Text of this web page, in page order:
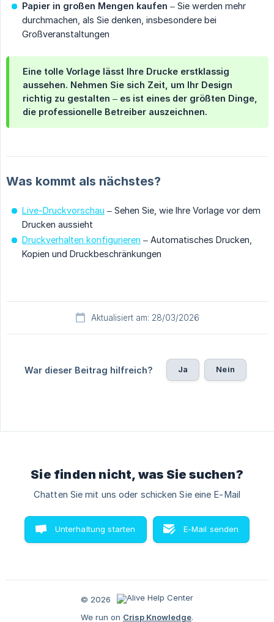
Papier in großen Mengen kaufen – Sie werden mehr
durchmachen, als Sie denken, insbesondere bei
Großveranstaltungen
Eine tolle Vorlage lässt Ihre Drucke erstklassig
aussehen. Nehmen Sie sich Zeit, um Ihr Design
richtig zu gestalten – es ist eines der größten Dinge,
die professionelle Betreiber auszeichnen.
Was kommt als nächstes?
Live-Druckvorschau – Sehen Sie, wie Ihre Vorlage vor dem
Drucken aussieht
Druckverhalten konfigurieren – Automatisches Drucken,
Kopien und Druckbeschränkungen
Aktualisiert am: 28/03/2026
War dieser Beitrag hilfreich? Ja Nein
Sie finden nicht, was Sie suchen?
Chatten Sie mit uns oder schicken Sie eine E-Mail
Unterhaltung starten E-Mail senden
© 2026
We run on Crisp Knowledge.